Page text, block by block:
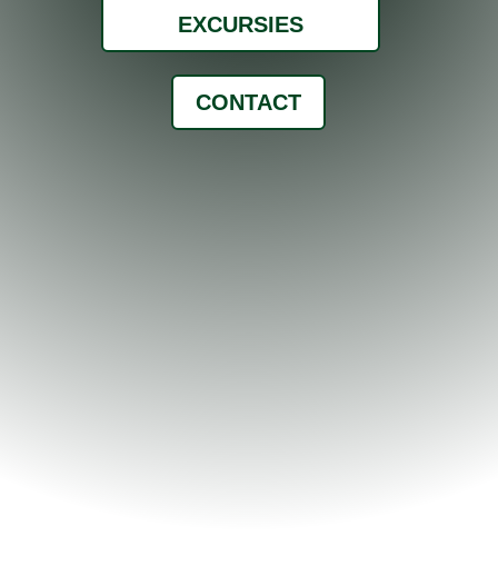
EXCURSIES
CONTACT